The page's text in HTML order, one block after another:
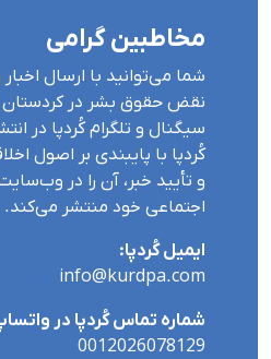
مخاطبین گرامی
شما می‌توانید با ارسال
نقض حقوق بشر در کردستان
سیگنال و تلگرام کُردپا در
کُردپا با پایبندی بر اصول
و تأیید خبر، آن را در
اجتماعی خود منتشر می‌کند.
ایمیل کُردپا:
info@kurdpa.com
شماره تماس کُردپا در
0012026078129